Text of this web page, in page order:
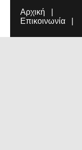
Αρχική
Επικοινωνία